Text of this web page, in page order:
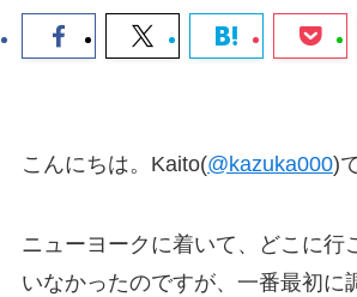
こんにちは。Kaito(@kazuka000)
ニューヨークに着いて、どこに行
いなかったのですが、一番最初に